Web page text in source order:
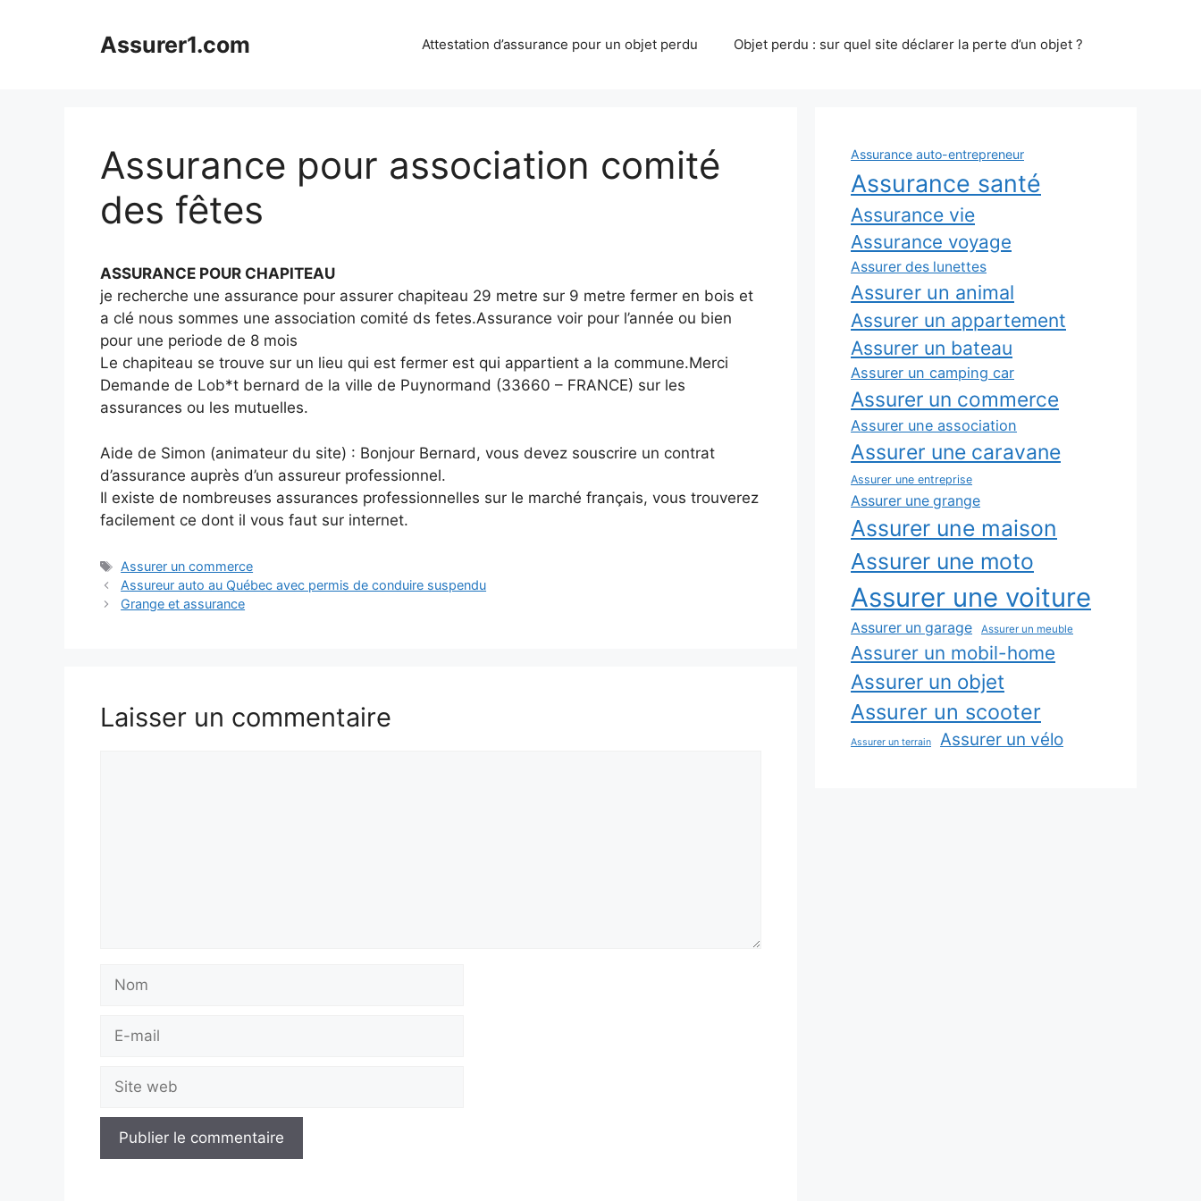
Assurer1.com Attestation d’assurance pour un objet perdu Objet perdu : sur quel site déclarer la perte d’un objet ?
Assurance pour association comité
des fêtes
ASSURANCE POUR CHAPITEAU
je recherche une assurance pour assurer chapiteau 29 metre sur 9 metre fermer en bois et
a clé nous sommes une association comité ds fetes.Assurance voir pour l’année ou bien
pour une periode de 8 mois
Le chapiteau se trouve sur un lieu qui est fermer est qui appartient a la commune.Merci
Demande de Lob*t bernard de la ville de Puynormand (33660 – FRANCE) sur les
assurances ou les mutuelles.
Aide de Simon (animateur du site) : Bonjour Bernard, vous devez souscrire un contrat
d’assurance auprès d’un assureur professionnel.
Il existe de nombreuses assurances professionnelles sur le marché français, vous trouverez
facilement ce dont il vous faut sur internet.
Étiquettes
Assurer un commerce
Assureur auto au Québec avec permis de conduire suspendu
Grange et assurance
Laisser un commentaire
Nom
Site
web
Assurance auto-entrepreneur
Assurance santé
Assurance vie
Assurance voyage
Assurer des lunettes
Assurer un animal
Assurer un appartement
Assurer un bateau
Assurer un camping car
Assurer un commerce
Assurer une association
Assurer une caravane
Assurer une entreprise
Assurer une grange
Assurer une maison
Assurer une moto
Assurer une voiture
Assurer un garage Assurer un meuble
Assurer un mobil-home
Assurer un objet
Assurer un scooter
Assurer un terrain Assurer un vélo